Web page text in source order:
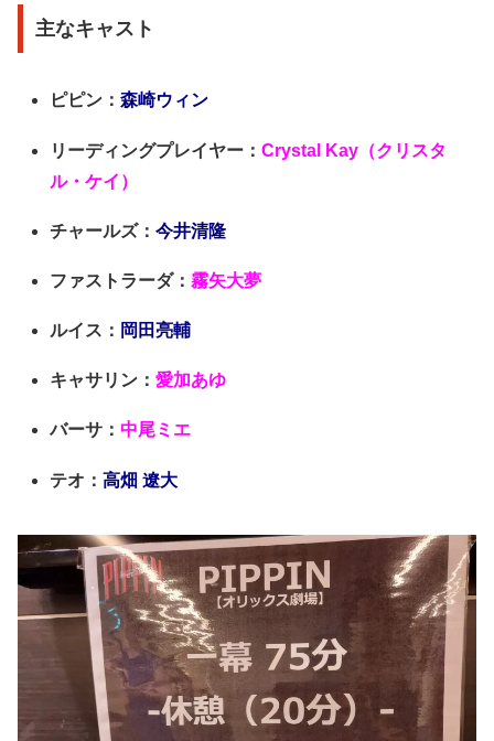
主なキャスト
ピピン：森崎ウィン
リーディングプレイヤー：Crystal Kay（クリスタ
ル・ケイ）
チャールズ：今井清隆
ファストラーダ：霧矢大夢
ルイス： 岡田亮輔
キャサリン：愛加あゆ
バーサ：中尾ミエ
テオ：高畑 遼大